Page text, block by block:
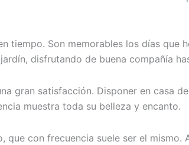
tiempo. Son memorables los días que
disfrutando de buena compañía
gran satisfacción. Disponer en casa
muestra toda su belleza y encanto.
con frecuencia suele ser el